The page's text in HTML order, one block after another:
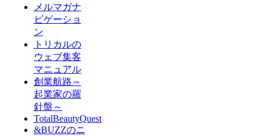
メルマガナ
ビゲーショ
ン
トリカルの
ウェブ集客
マニュアル
創業航路～
起業家の羅
針盤～
TotalBeautyQuest
&BUZZのニ